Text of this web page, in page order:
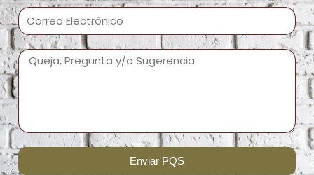
Enviar PQS